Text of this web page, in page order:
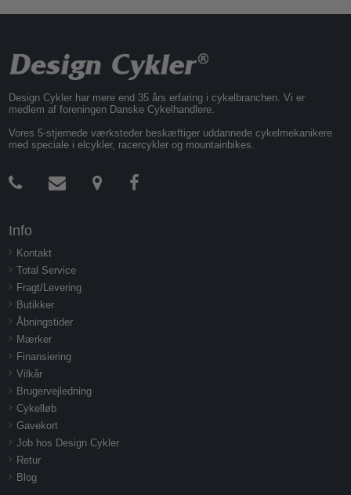
Design Cykler har mere end 35 års erfaring i cykelbranchen. Vi er
medlem af foreningen Danske Cykelhandlere.
Vores 5-stjernede værksteder beskæftiger uddannede cykelmekanikere
med speciale i elcykler, racercykler og mountainbikes.
Info
Kontakt
Total Service
Fragt/Levering
Butikker
Åbningstider
Mærker
Finansiering
Vilkår
Brugervejledning
Cykelløb
Gavekort
Job hos Design Cykler
Retur
Blog